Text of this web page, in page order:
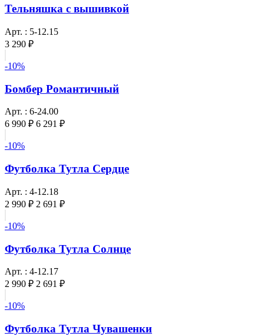
Тельняшка с вышивкой
Арт. : 5-12.15
3 290 ₽
-10%
Бомбер Романтичный
Арт. : 6-24.00
6 990 ₽ 6 291 ₽
-10%
Футболка Тутла Сердце
Арт. : 4-12.18
2 990 ₽ 2 691 ₽
-10%
Футболка Тутла Солнце
Арт. : 4-12.17
2 990 ₽ 2 691 ₽
-10%
Футболка Тутла Чувашенки